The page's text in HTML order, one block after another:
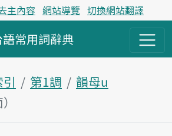
主內容 網站導覽 切換網站翻譯
常用詞辭典
第1調
韻母u